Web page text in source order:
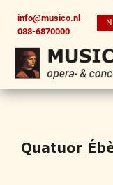
info@musico.nl
088-6870000
Quatuor